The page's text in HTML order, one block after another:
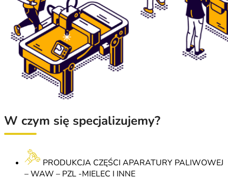
W czym się specjalizujemy?
PRODUKCJA CZĘŚCI APARATURY PALIWOWEJ
– WAW – PZL -MIELEC I INNE